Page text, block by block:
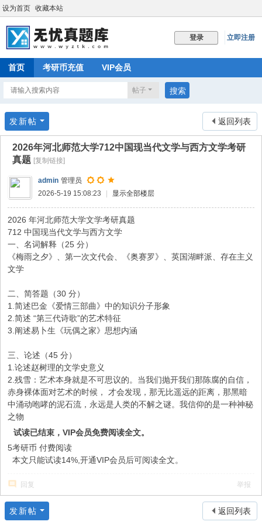
设为首页 收藏本站
登录 立即注册
首页 考研币充值 VIP会员
帖子 搜索
返回列表
发新帖
2026年河北师范大学712中国现当代文学与西方文学考研
真题 [复制链接]
admin 管理员
2026-5-19 15:08:23
显示全部楼层
2026 年河北师范大学文学考研真题
712 中国现当代文学与西方文学
一、名词解释（25 分）
《梅雨之夕》、第一次文代会、《奥赛罗》、英国湖畔派、存在主义
文学
二、简答题（30 分）
1.简述巴金《爱情三部曲》中的知识分子形象
2.简述 “第三代诗歌”的艺术特征
3.阐述易卜生《玩偶之家》思想内涵
三、论述（45 分）
1.论述赵树理的文学史意义
2.残雪：艺术本身就是不可思议的。当我们抛开我们那陈腐的自信，
赤身裸体面对艺术的时候， 才会发现，那无比遥远的距离，那黑暗
中涌动咆哮的泥石流，永远是人类的不解之谜。我信仰的是一种神秘
之物
试读已结束，VIP会员免费阅读全文。
5考研币 付费阅读
本文只能试读14%,开通VIP会员后可阅读全文。
回复 举报
返回列表
发新帖